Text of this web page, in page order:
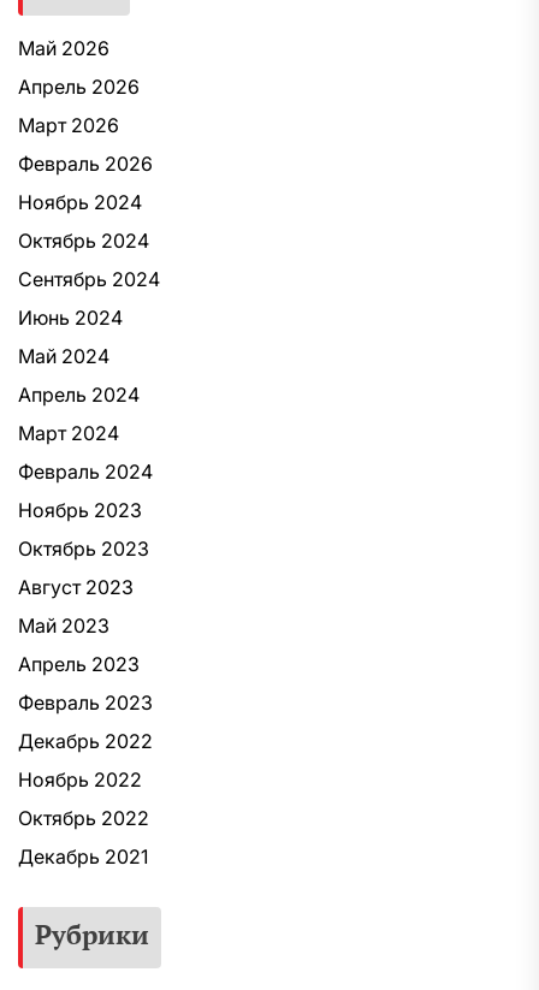
Май 2026
Апрель 2026
Март 2026
Февраль 2026
Ноябрь 2024
Октябрь 2024
Сентябрь 2024
Июнь 2024
Май 2024
Апрель 2024
Март 2024
Февраль 2024
Ноябрь 2023
Октябрь 2023
Август 2023
Май 2023
Апрель 2023
Февраль 2023
Декабрь 2022
Ноябрь 2022
Октябрь 2022
Декабрь 2021
Рубрики